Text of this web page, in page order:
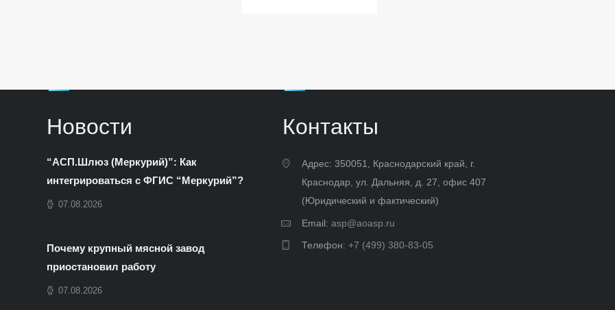
Новости
“АСП.Шлюз (Меркурий)”: Как
интегрироваться с ФГИС “Меркурий”?
07.08.2026
Почему крупный мясной завод
приостановил работу
07.08.2026
Контакты
Адрес: 350051, Краснодарский край, г.
Краснодар, ул. Дальняя, д. 27, офис 407
(Юридический и фактический)
Email: asp@aoasp.ru
Телефон: +7 (499) 380-83-05